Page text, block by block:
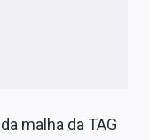
malha da TAG